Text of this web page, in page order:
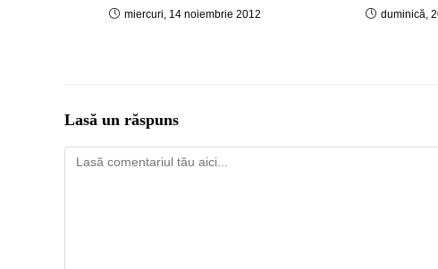
miercuri, 14 noiembrie 2012 duminică,
Lasă un răspuns